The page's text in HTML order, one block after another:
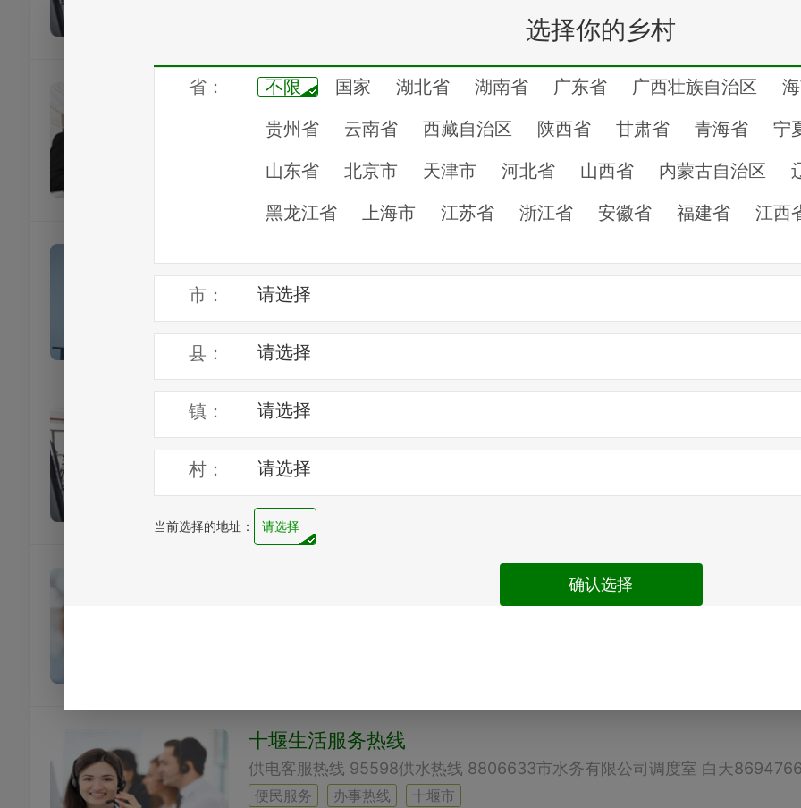
十堰冰箱售后服务电话
十堰银行保险客服咨询电话
便民服务
十堰生活服务热线
便民服务 办事热线 十堰市